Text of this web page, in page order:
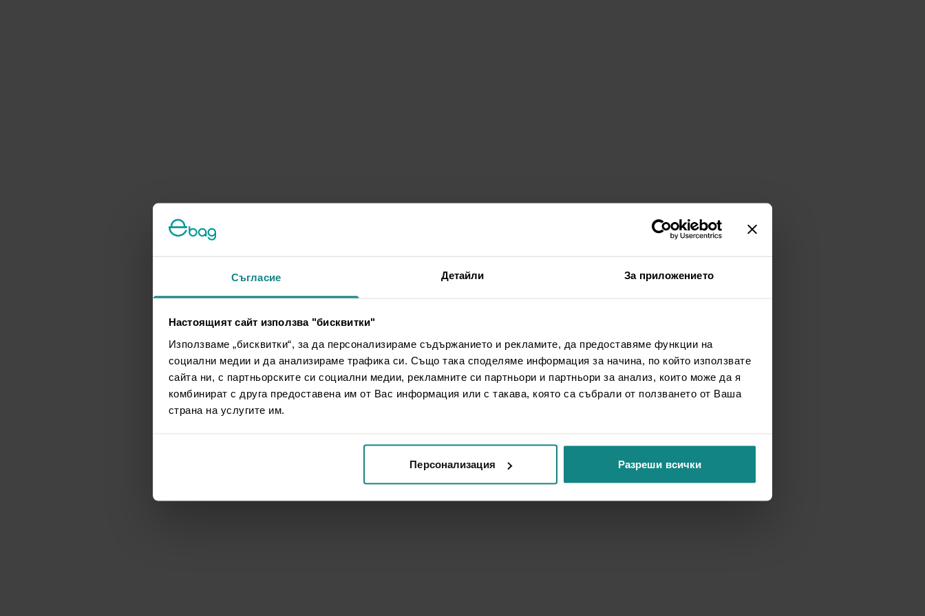
Съгласие Детайли За приложението
Настоящият сайт използва "бисквитки"
Използваме „бисквитки“, за да персонализираме съдържанието и рекламите, да предоставяме функции на
социални медии и да анализираме трафика си. Също така споделяме информация за начина, по който използвате
сайта ни, с партньорските си социални медии, рекламните си партньори и партньори за анализ, които може да я
комбинират с друга предоставена им от Вас информация или с такава, която са събрали от ползването от Ваша
страна на услугите им.
Персонализация Разреши всички